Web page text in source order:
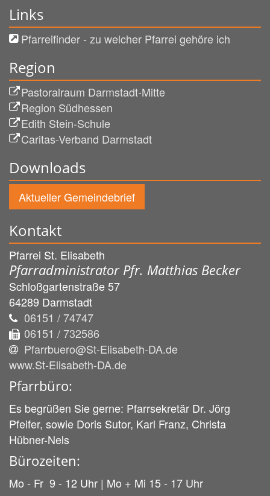
Links
Pfarreifinder - zu welcher Pfarrei gehöre ich
Region
Pastoralraum Darmstadt-Mitte
Region Südhessen
Edith Stein-Schule
Caritas-Verband Darmstadt
Downloads
Aktueller Gemeindebrief
Kontakt
Pfarrei St. Elisabeth
Pfarradministrator Pfr. Matthias Becker
Schloßgartenstraße 57
64289 Darmstadt
06151 / 74747
06151 / 732586
Pfarrbuero@St-Elisabeth-DA.de
www.St-Elisabeth-DA.de
Pfarrbüro:
Es begrüßen Sie gerne: Pfarrsekretär Dr. Jörg
Pfeifer, sowie Doris Sutor, Karl Franz, Christa
Hübner-Nels
Bürozeiten:
Mo - Fr 9 - 12 Uhr | Mo + Mi 15 - 17 Uhr